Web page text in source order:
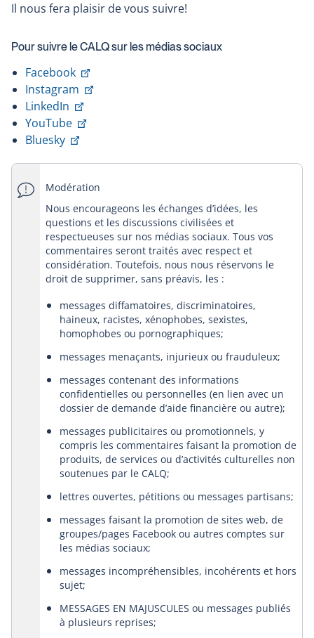
Il nous fera plaisir de vous suivre!
Pour suivre le CALQ sur les médias sociaux
Facebook
This
link
window
Instagram
This
new
window
LinkedIn
This
link
a
new
window
YouTube
This
in
a
new
window
Bluesky
This
open
in
a
new
window
Modération
Nous encourageons les échanges d’idées, les
questions et les discussions civilisées et
respectueuses sur nos médias sociaux. Tous vos
commentaires seront traités avec respect et
considération. Toutefois, nous nous réservons le
droit de supprimer, sans préavis, les :
messages diffamatoires, discriminatoires,
haineux, racistes, xénophobes, sexistes,
homophobes ou pornographiques;
messages menaçants, injurieux ou frauduleux;
messages contenant des informations
confidentielles ou personnelles (en lien avec un
dossier de demande d’aide financière ou autre);
messages publicitaires ou promotionnels, y
compris les commentaires faisant la promotion de
produits, de services ou d’activités culturelles non
soutenues par le CALQ;
lettres ouvertes, pétitions ou messages partisans;
messages faisant la promotion de sites web, de
groupes/pages Facebook ou autres comptes sur
les médias sociaux;
messages incompréhensibles, incohérents et hors
sujet;
MESSAGES EN MAJUSCULES ou messages publiés
à plusieurs reprises;